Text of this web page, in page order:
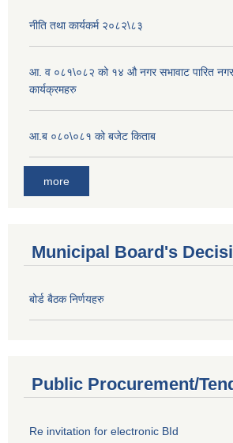
नीति तथा कार्यकर्म २०८२\८३
आ. व ०८१\०८२ को १४ औ नगर सभावाट पारित
कार्यक्रमहरु
आ.ब ०८०\०८१ को बजेट किताब
more
Municipal Board's
बोर्ड बैठक निर्णयहरु
Public Procurement/
Re invitation for electronic BId